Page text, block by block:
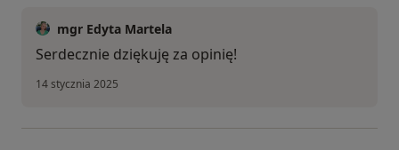
mgr Edyta Martela
Serdecznie dziękuję za opinię!
14 stycznia 2025